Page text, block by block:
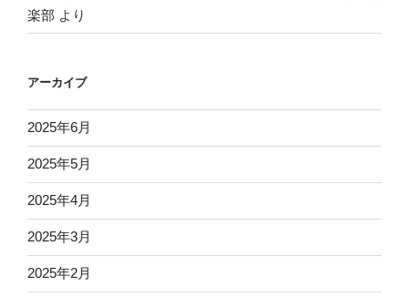
楽部 より
アーカイブ
2025年6月
2025年5月
2025年4月
2025年3月
2025年2月